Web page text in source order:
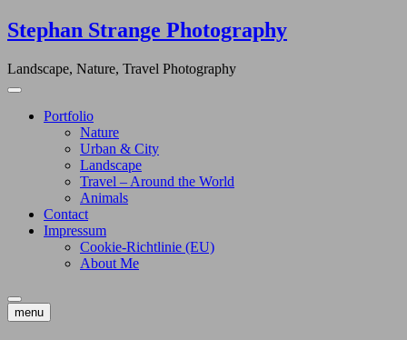
Skip
to
Stephan Strange Photography
Landscape, Nature, Travel Photography
Portfolio
Nature
Urban & City
Landscape
Travel – Around the World
Animals
Contact
Impressum
Cookie-Richtlinie (EU)
About Me
menu